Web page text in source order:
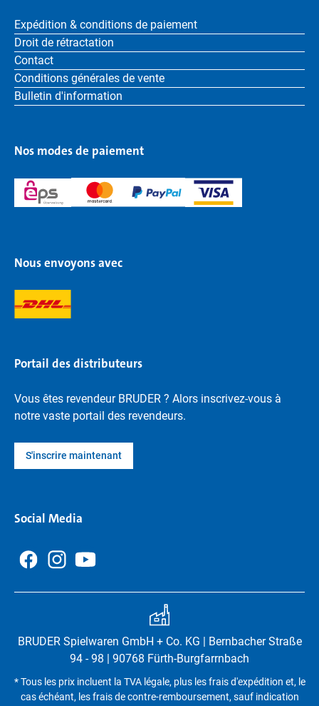
Expédition & conditions de paiement
Droit de rétractation
Contact
Conditions générales de vente
Bulletin d'information
Nos modes de paiement
Nous envoyons avec
Portail des distributeurs
Vous êtes revendeur BRUDER ? Alors inscrivez-vous à
notre vaste portail des revendeurs.
S'inscrire maintenant
Social Media
BRUDER Spielwaren GmbH + Co. KG | Bernbacher Straße
94 - 98 | 90768 Fürth-Burgfarrnbach
* Tous les prix incluent la TVA légale, plus les frais d'expédition et, le
cas échéant, les frais de contre-remboursement, sauf indication